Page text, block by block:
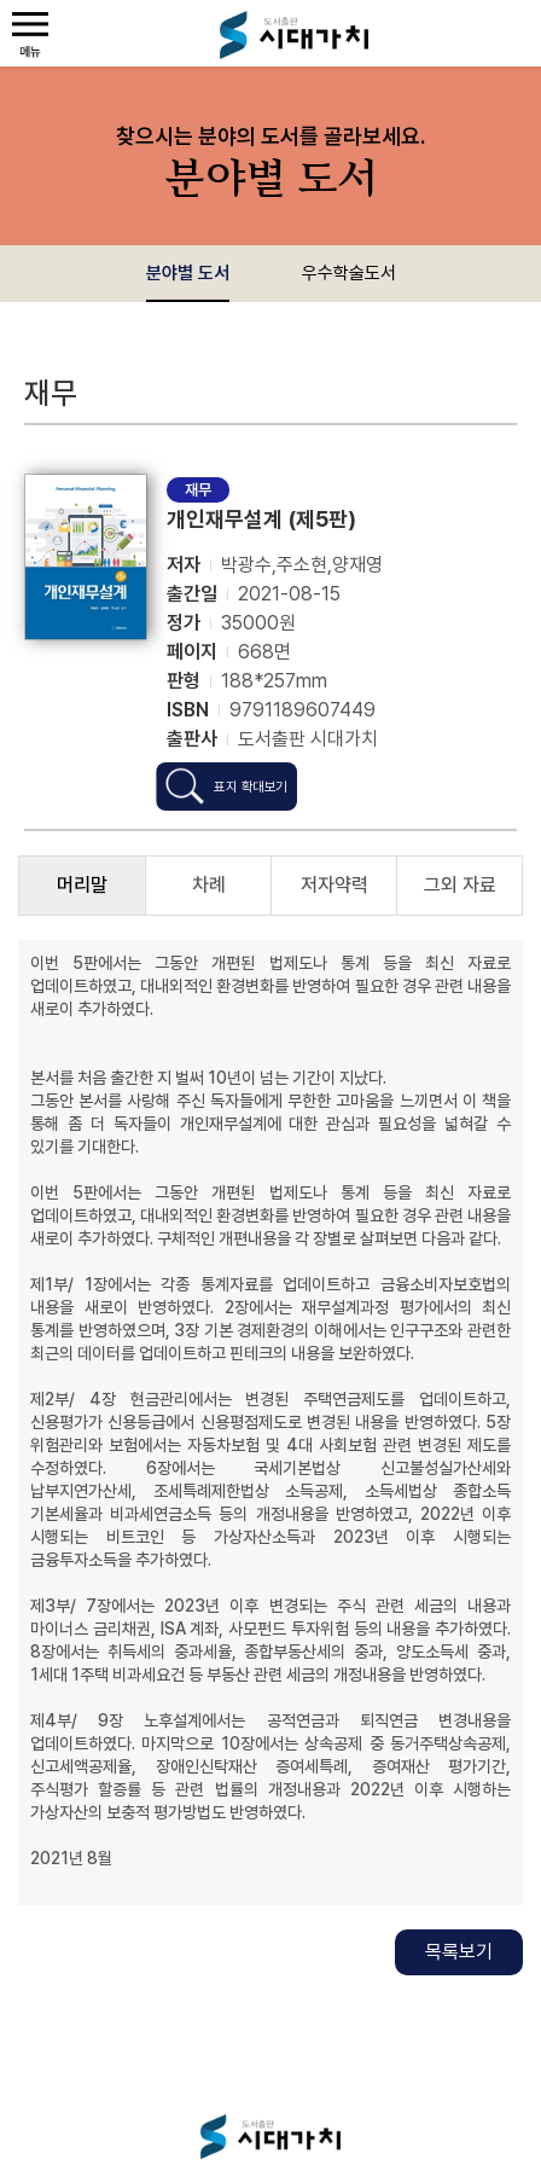
찾으시는 분야의 도서를 골라보세요.
분야별 도서
분야별 도서 우수학술도서
재무
재무
개인재무설계 (제5판)
저자
박광수,주소현,양재영
출간일
2021-08-15
정가
35000원
페이지
668면
판형
188*257mm
ISBN
9791189607449
출판사
도서출판 시대가치
표지 확대보기
머리말 차례 저자약력 그외 자료
이번 5판에서는 그동안 개편된 법제도나 통계 등을 최신 자료로
업데이트하였고, 대내외적인 환경변화를 반영하여 필요한 경우 관련 내용을
새로이 추가하였다.
본서를 처음 출간한 지 벌써 10년이 넘는 기간이 지났다.
그동안 본서를 사랑해 주신 독자들에게 무한한 고마움을 느끼면서 이 책을
통해 좀 더 독자들이 개인재무설계에 대한 관심과 필요성을 넓혀갈 수
있기를 기대한다.
이번 5판에서는 그동안 개편된 법제도나 통계 등을 최신 자료로
업데이트하였고, 대내외적인 환경변화를 반영하여 필요한 경우 관련 내용을
새로이 추가하였다. 구체적인 개편내용을 각 장별로 살펴보면 다음과 같다.
제1부/ 1장에서는 각종 통계자료를 업데이트하고 금융소비자보호법의
내용을 새로이 반영하였다. 2장에서는 재무설계과정 평가에서의 최신
통계를 반영하였으며, 3장 기본 경제환경의 이해에서는 인구구조와 관련한
최근의 데이터를 업데이트하고 핀테크의 내용을 보완하였다.
제2부/ 4장 현금관리에서는 변경된 주택연금제도를 업데이트하고,
신용평가가 신용등급에서 신용평점제도로 변경된 내용을 반영하였다. 5장
위험관리와 보험에서는 자동차보험 및 4대 사회보험 관련 변경된 제도를
수정하였다. 6장에서는 국세기본법상 신고불성실가산세와
납부지연가산세, 조세특례제한법상 소득공제, 소득세법상 종합소득
기본세율과 비과세연금소득 등의 개정내용을 반영하였고, 2022년 이후
시행되는 비트코인 등 가상자산소득과 2023년 이후 시행되는
금융투자소득을 추가하였다.
제3부/ 7장에서는 2023년 이후 변경되는 주식 관련 세금의 내용과
마이너스 금리채권, ISA 계좌, 사모펀드 투자위험 등의 내용을 추가하였다.
8장에서는 취득세의 중과세율, 종합부동산세의 중과, 양도소득세 중과,
1세대 1주택 비과세요건 등 부동산 관련 세금의 개정내용을 반영하였다.
제4부/ 9장 노후설계에서는 공적연금과 퇴직연금 변경내용을
업데이트하였다. 마지막으로 10장에서는 상속공제 중 동거주택상속공제,
신고세액공제율, 장애인신탁재산 증여세특례, 증여재산 평가기간,
주식평가 할증률 등 관련 법률의 개정내용과 2022년 이후 시행하는
가상자산의 보충적 평가방법도 반영하였다.
2021년 8월
목록보기